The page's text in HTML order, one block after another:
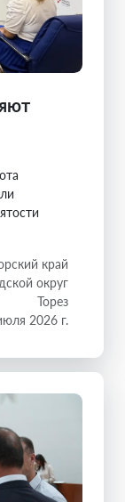
край
округ
Торез
2026 г.